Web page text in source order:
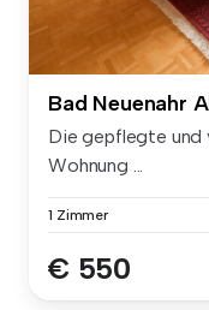
Bad Neuenahr
Die gepflegte und
Wohnung ...
1 Zimmer
€ 550